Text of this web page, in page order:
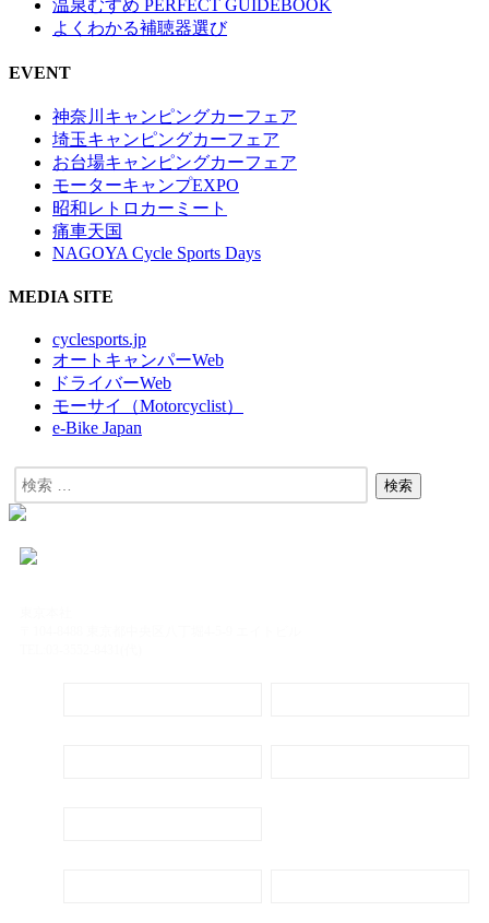
温泉むすめ PERFECT GUIDEBOOK
よくわかる補聴器選び
EVENT
神奈川キャンピングカーフェア
埼玉キャンピングカーフェア
お台場キャンピングカーフェア
モーターキャンプEXPO
昭和レトロカーミート
痛車天国
NAGOYA Cycle Sports Days
MEDIA SITE
cyclesports.jp
オートキャンパーWeb
ドライバーWeb
モーサイ（Motorcyclist）
e-Bike Japan